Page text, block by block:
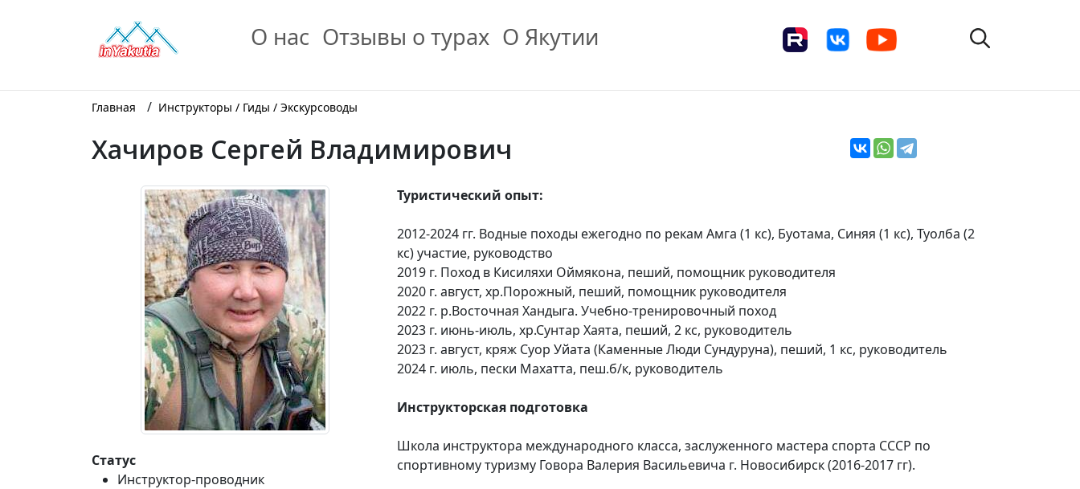
О нас Отзывы о турах О Якутии
Главная / Инструкторы / Гиды / Экскурсоводы
Хачиров Сергей Владимирович
Статус
Инструктор-проводник
Туристический опыт:
2012-2024 гг. Водные походы ежегодно по рекам Амга (1 кс), Буотама, Синяя (1 кс), Туолба (2
кс) участие, руководство
2019 г. Поход в Кисиляхи Оймякона, пеший, помощник руководителя
2020 г. август, хр.Порожный, пеший, помощник руководителя
2022 г. р.Восточная Хандыга. Учебно-тренировочный поход
2023 г. июнь-июль, хр.Сунтар Хаята, пеший, 2 кс, руководитель
2023 г. август, кряж Суор Уйата (Каменные Люди Сундуруна), пеший, 1 кс, руководитель
2024 г. июль, пески Махатта, пеш.б/к, руководитель
Инструкторская подготовка
Школа инструктора международного класса, заслуженного мастера спорта СССР по
спортивному туризму Говора Валерия Васильевича г. Новосибирск (2016-2017 гг).